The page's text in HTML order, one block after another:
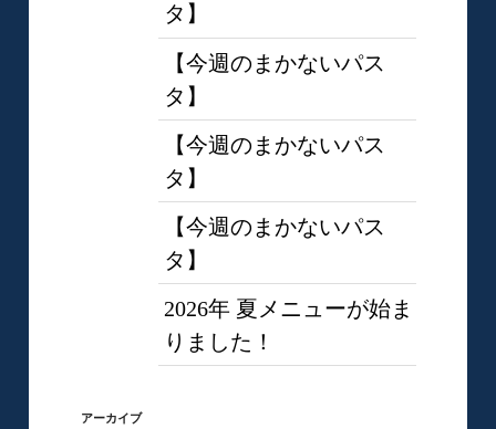
タ】
【今週のまかないパス
タ】
【今週のまかないパス
タ】
【今週のまかないパス
タ】
2026年 夏メニューが始ま
りました！
アーカイブ